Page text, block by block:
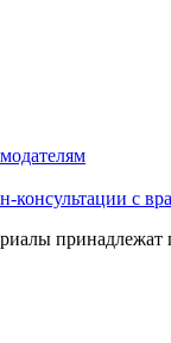
консультации с
принадлежат